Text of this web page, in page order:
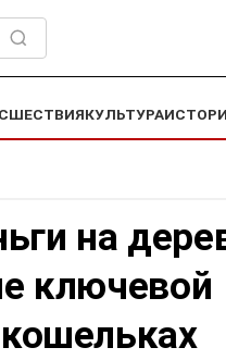
КУЛЬТУРА
на
ключевой